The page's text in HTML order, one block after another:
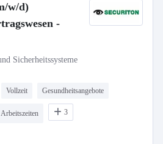
w/d)
-
Sicherheitssysteme
Vollzeit Gesundheitsangebote
3